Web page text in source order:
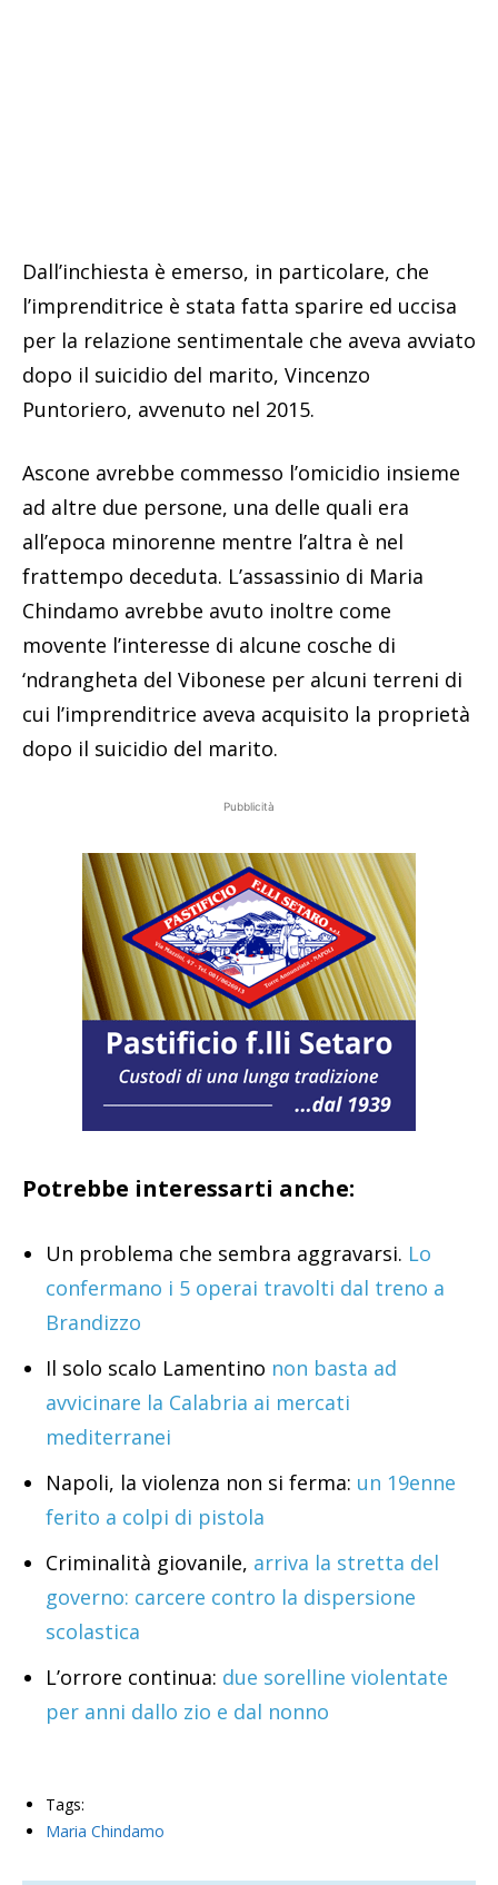
Dall’inchiesta è emerso, in particolare, che
l’imprenditrice è stata fatta sparire ed uccisa
per la relazione sentimentale che aveva avviato
dopo il suicidio del marito, Vincenzo
Puntoriero, avvenuto nel 2015.
Ascone avrebbe commesso l’omicidio insieme
ad altre due persone, una delle quali era
all’epoca minorenne mentre l’altra è nel
frattempo deceduta. L’assassinio di Maria
Chindamo avrebbe avuto inoltre come
movente l’interesse di alcune cosche di
‘ndrangheta del Vibonese per alcuni terreni di
cui l’imprenditrice aveva acquisito la proprietà
dopo il suicidio del marito.
Pubblicità
Potrebbe interessarti anche:
Un problema che sembra aggravarsi. Lo
confermano i 5 operai travolti dal treno a
Brandizzo
Il solo scalo Lamentino non basta ad
avvicinare la Calabria ai mercati
mediterranei
Napoli, la violenza non si ferma: un 19enne
ferito a colpi di pistola
Criminalità giovanile, arriva la stretta del
governo: carcere contro la dispersione
scolastica
L’orrore continua: due sorelline violentate
per anni dallo zio e dal nonno
Tags:
Maria Chindamo